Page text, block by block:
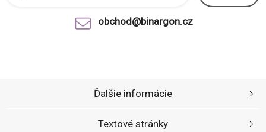
obchod@binargon.cz
Ďalšie informácie
Textové stránky